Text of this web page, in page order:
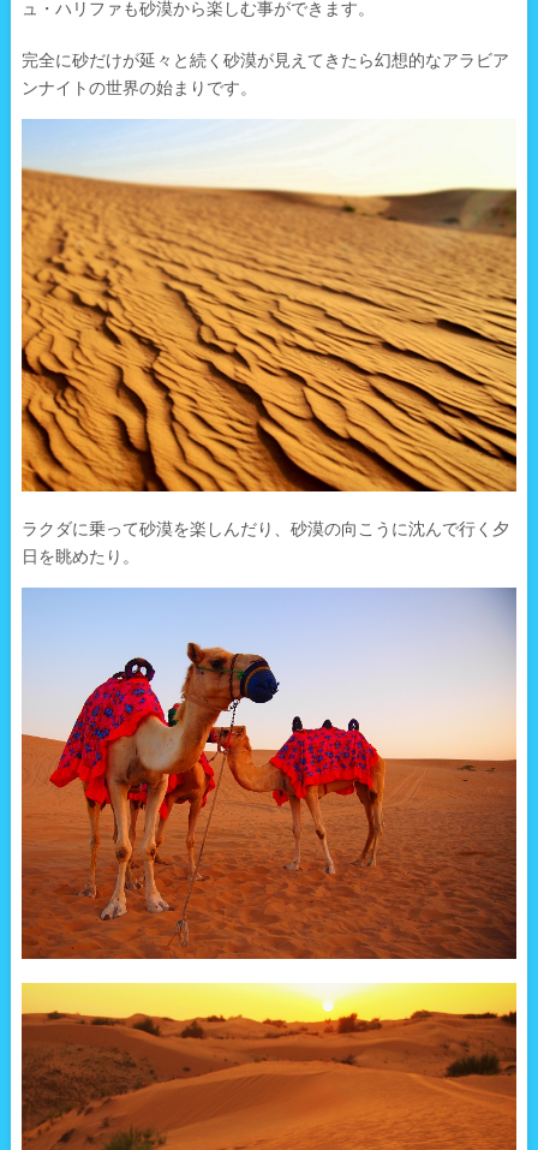
ュ・ハリファも砂漠から楽しむ事ができます。
完全に砂だけが延々と続く砂漠が見えてきたら幻想的なアラビア
ンナイトの世界の始まりです。
ラクダに乗って砂漠を楽しんだり、砂漠の向こうに沈んで行く夕
日を眺めたり。